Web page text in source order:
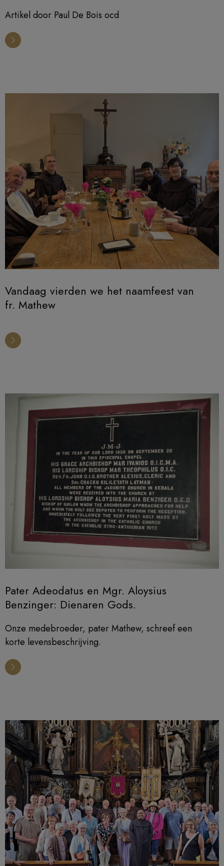
Artikel door Paul De Bois ocd
Vandaag vierden we het naamfeest van
fr. Mathew
Pater Adeodatus en Mgr. Aloysius
Benzinger: Dienaren Gods.
Onze medebroeder, pater Mathew, schreef een
korte levensbeschrijving.